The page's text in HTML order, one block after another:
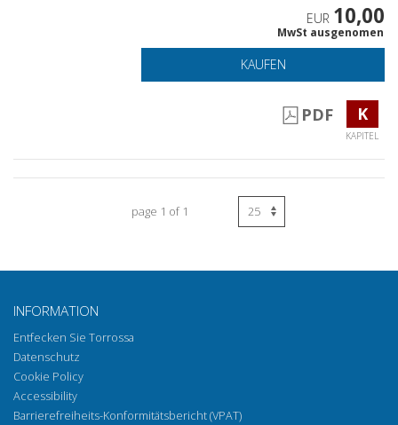
EUR 10,00
MwSt ausgenomen
KAUFEN
PDF K
KAPITEL
page 1 of 1
INFORMATION
Entfecken Sie Torrossa
Datenschutz
Cookie Policy
Accessibility
Barrierefreiheits-Konformitätsbericht (VPAT)